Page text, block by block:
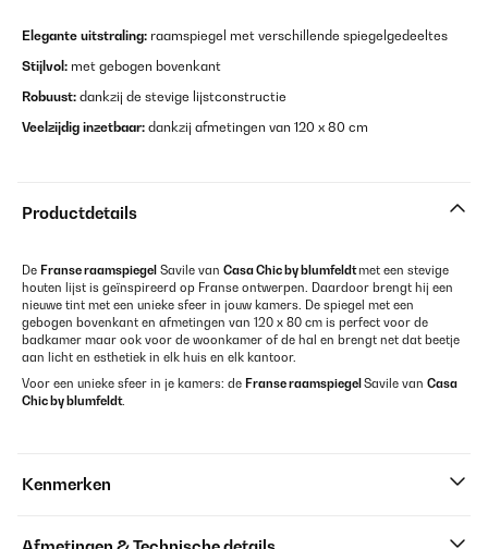
Elegante uitstraling: raamspiegel met verschillende spiegelgedeeltes
Stijlvol: met gebogen bovenkant
Robuust: dankzij de stevige lijstconstructie
Veelzijdig inzetbaar: dankzij afmetingen van 120 x 80 cm
Productdetails
De Franse raamspiegel Savile van Casa Chic by blumfeldtmet een stevige
houten lijst is geïnspireerd op Franse ontwerpen. Daardoor brengt hij een
nieuwe tint met een unieke sfeer in jouw kamers. De spiegel met een
gebogen bovenkant en afmetingen van 120 x 80 cm is perfect voor de
badkamer maar ook voor de woonkamer of de hal en brengt net dat beetje
aan licht en esthetiek in elk huis en elk kantoor.
Voor een unieke sfeer in je kamers: de Franse raamspiegel Savile van Casa
Chic by blumfeldt.
Kenmerken